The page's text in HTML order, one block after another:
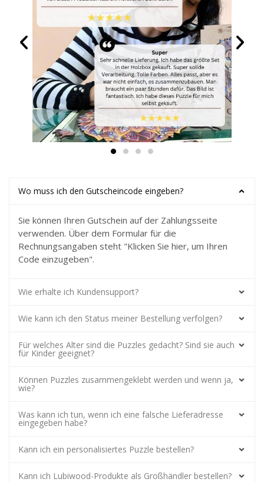
Wo muss ich den Gutscheincode eingeben?
Sie können Ihren Gutschein auf der Zahlungsseite
verwenden. Über dem Formular für die
Rechnungsangaben steht "Klicken Sie hier, um Ihren
Code einzugeben".
Wie erhalte ich Kundensupport?
Wie kann ich den Status meiner Bestellung verfolgen?
Für welches Alter sind die Puzzles gedacht? Sind sie auch
für Kinder geeignet?
Können Puzzles zusammengeklebt werden und wenn ja,
wie?
Was kann ich tun, wenn ich eine falsche Lieferadresse
eingegeben habe?
Kann ich ein personalisiertes Puzzle bestellen?
Kann ich Lubiwood-Produkte als Großhändler bestellen?